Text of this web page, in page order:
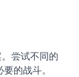
尝试不同的
的战斗。